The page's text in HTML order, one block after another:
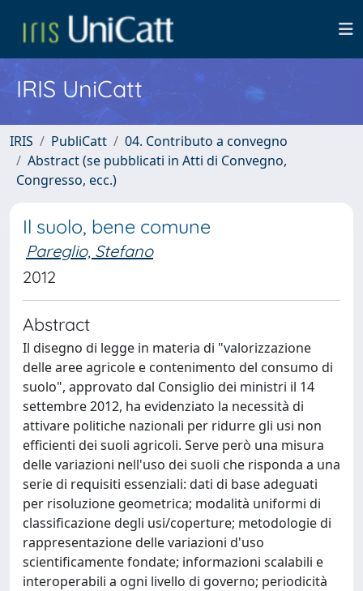
IRIS UniCatt
IRIS PubliCatt
04. Contributo a convegno
Abstract (se pubblicati in Atti di Convegno,
Congresso, ecc.)
Il suolo, bene comune
Pareglio, Stefano
2012
Abstract
Il disegno di legge in materia di "valorizzazione
delle aree agricole e contenimento del consumo di
suolo", approvato dal Consiglio dei ministri il 14
settembre 2012, ha evidenziato la necessità di
attivare politiche nazionali per ridurre gli usi non
efficienti dei suoli agricoli. Serve però una misura
delle variazioni nell'uso dei suoli che risponda a una
serie di requisiti essenziali: dati di base adeguati
per risoluzione geometrica; modalità uniformi di
classificazione degli usi/coperture; metodologie di
rappresentazione delle variazioni d'uso
scientificamente fondate; informazioni scalabili e
interoperabili a ogni livello di governo; periodicità